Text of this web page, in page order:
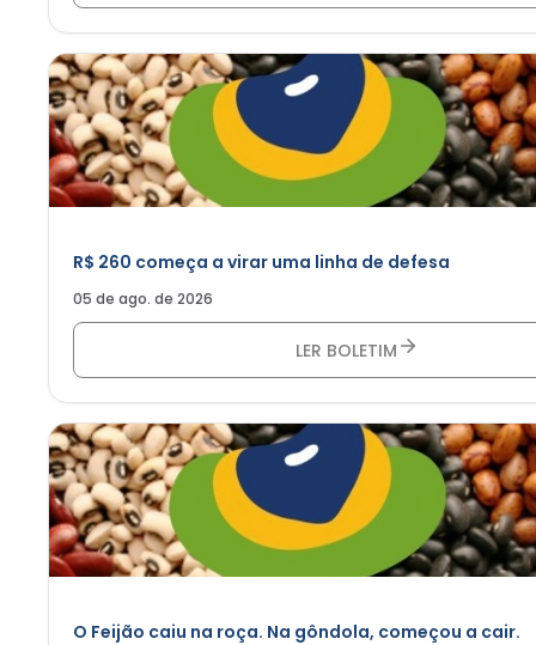
R$ 260 começa a virar uma linha de defesa
05 de ago. de 2026
LER BOLETIM
O Feijão caiu na roça. Na gôndola, começou a cair.